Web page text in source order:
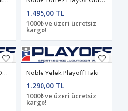
1.495,00 TL
1000₺ ve üzeri ücretsiz
kargo!
Noble Vietnam Playoff Outdoor Pant Sand Noble Yelek Playoff Haki
1.290,00 TL
1000₺ ve üzeri ücretsiz
kargo!